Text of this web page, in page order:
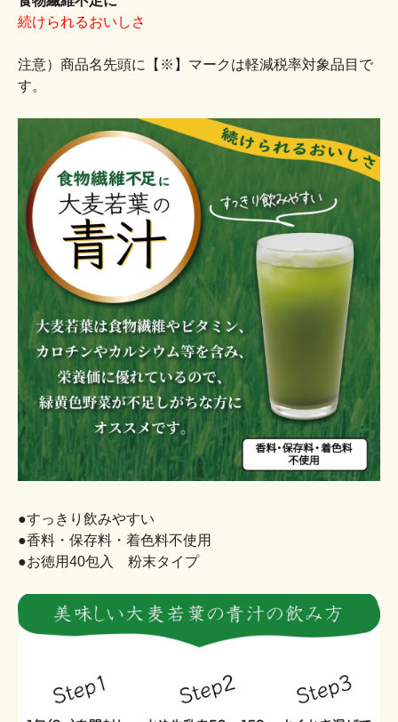
続けられるおいしさ
注意）商品名先頭に【※】マークは軽減税率対象品目で
す。
●すっきり飲みやすい
●香料・保存料・着色料不使用
●お徳用40包入 粉末タイプ